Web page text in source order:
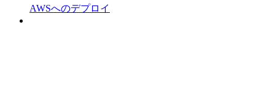
AWSへのデプロイ